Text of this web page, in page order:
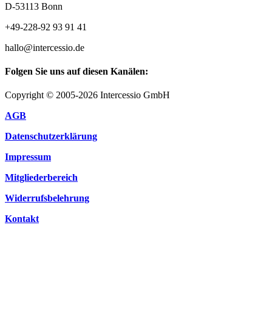
D-53113 Bonn
+49-228-92 93 91 41
hallo@intercessio.de
Folgen Sie uns auf diesen Kanälen:
Copyright © 2005-2026 Intercessio GmbH
AGB
Datenschutzerklärung
Impressum
Mitgliederbereich
Widerrufsbelehrung
Kontakt